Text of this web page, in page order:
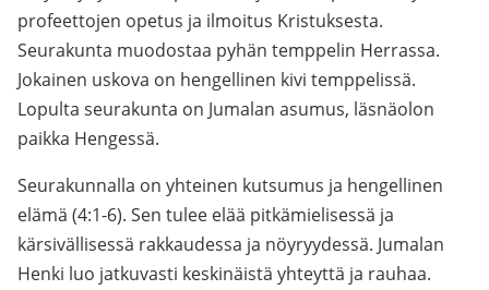
profeettojen opetus ja ilmoitus Kristuksesta.
Seurakunta muodostaa pyhän temppelin Herrassa.
Jokainen uskova on hengellinen kivi temppelissä.
Lopulta seurakunta on Jumalan asumus, läsnäolon
paikka Hengessä.
Seurakunnalla on yhteinen kutsumus ja hengellinen
elämä (4:1-6). Sen tulee elää pitkämielisessä ja
kärsivällisessä rakkaudessa ja nöyryydessä. Jumalan
Henki luo jatkuvasti keskinäistä yhteyttä ja rauhaa.